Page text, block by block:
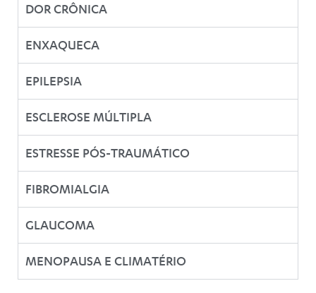
DOR CRÔNICA
ENXAQUECA
EPILEPSIA
ESCLEROSE MÚLTIPLA
ESTRESSE PÓS-TRAUMÁTICO
FIBROMIALGIA
GLAUCOMA
MENOPAUSA E CLIMATÉRIO